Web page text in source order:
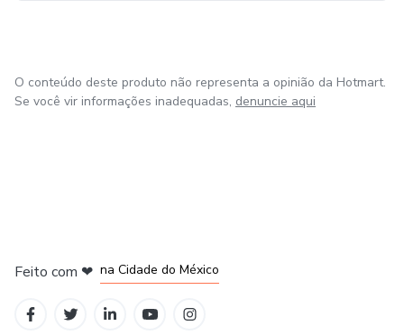
O conteúdo deste produto não representa a opinião da Hotmart.
Se você vir informações inadequadas, denuncie aqui
Feito com ❤ na Cidade do México